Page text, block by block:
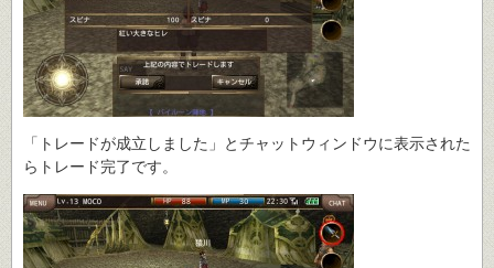
「トレードが成立しました」とチャットウィンドウに表示された
らトレード完了です。